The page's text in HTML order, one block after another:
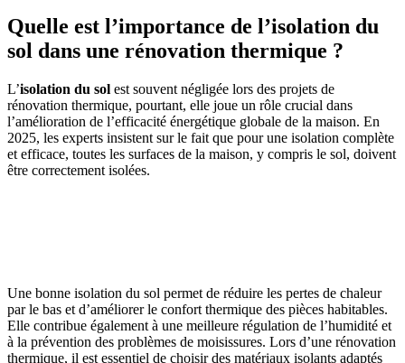
Quelle est l’importance de l’isolation du
sol dans une rénovation thermique ?
L’isolation du sol est souvent négligée lors des projets de
rénovation thermique, pourtant, elle joue un rôle crucial dans
l’amélioration de l’efficacité énergétique globale de la maison. En
2025, les experts insistent sur le fait que pour une isolation complète
et efficace, toutes les surfaces de la maison, y compris le sol, doivent
être correctement isolées.
Une bonne isolation du sol permet de réduire les pertes de chaleur
par le bas et d’améliorer le confort thermique des pièces habitables.
Elle contribue également à une meilleure régulation de l’humidité et
à la prévention des problèmes de moisissures. Lors d’une rénovation
thermique, il est essentiel de choisir des matériaux isolants adaptés